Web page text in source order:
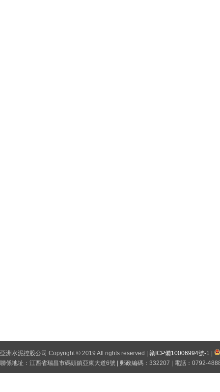
亞洲水泥控股公司 Copyright © 2019 All rights reserved | 贛ICP備10006994號-1
聯係地址：江西省瑞昌市碼頭鎮亞東大道6號 | 郵政編碼：332207 | 電話：0792-